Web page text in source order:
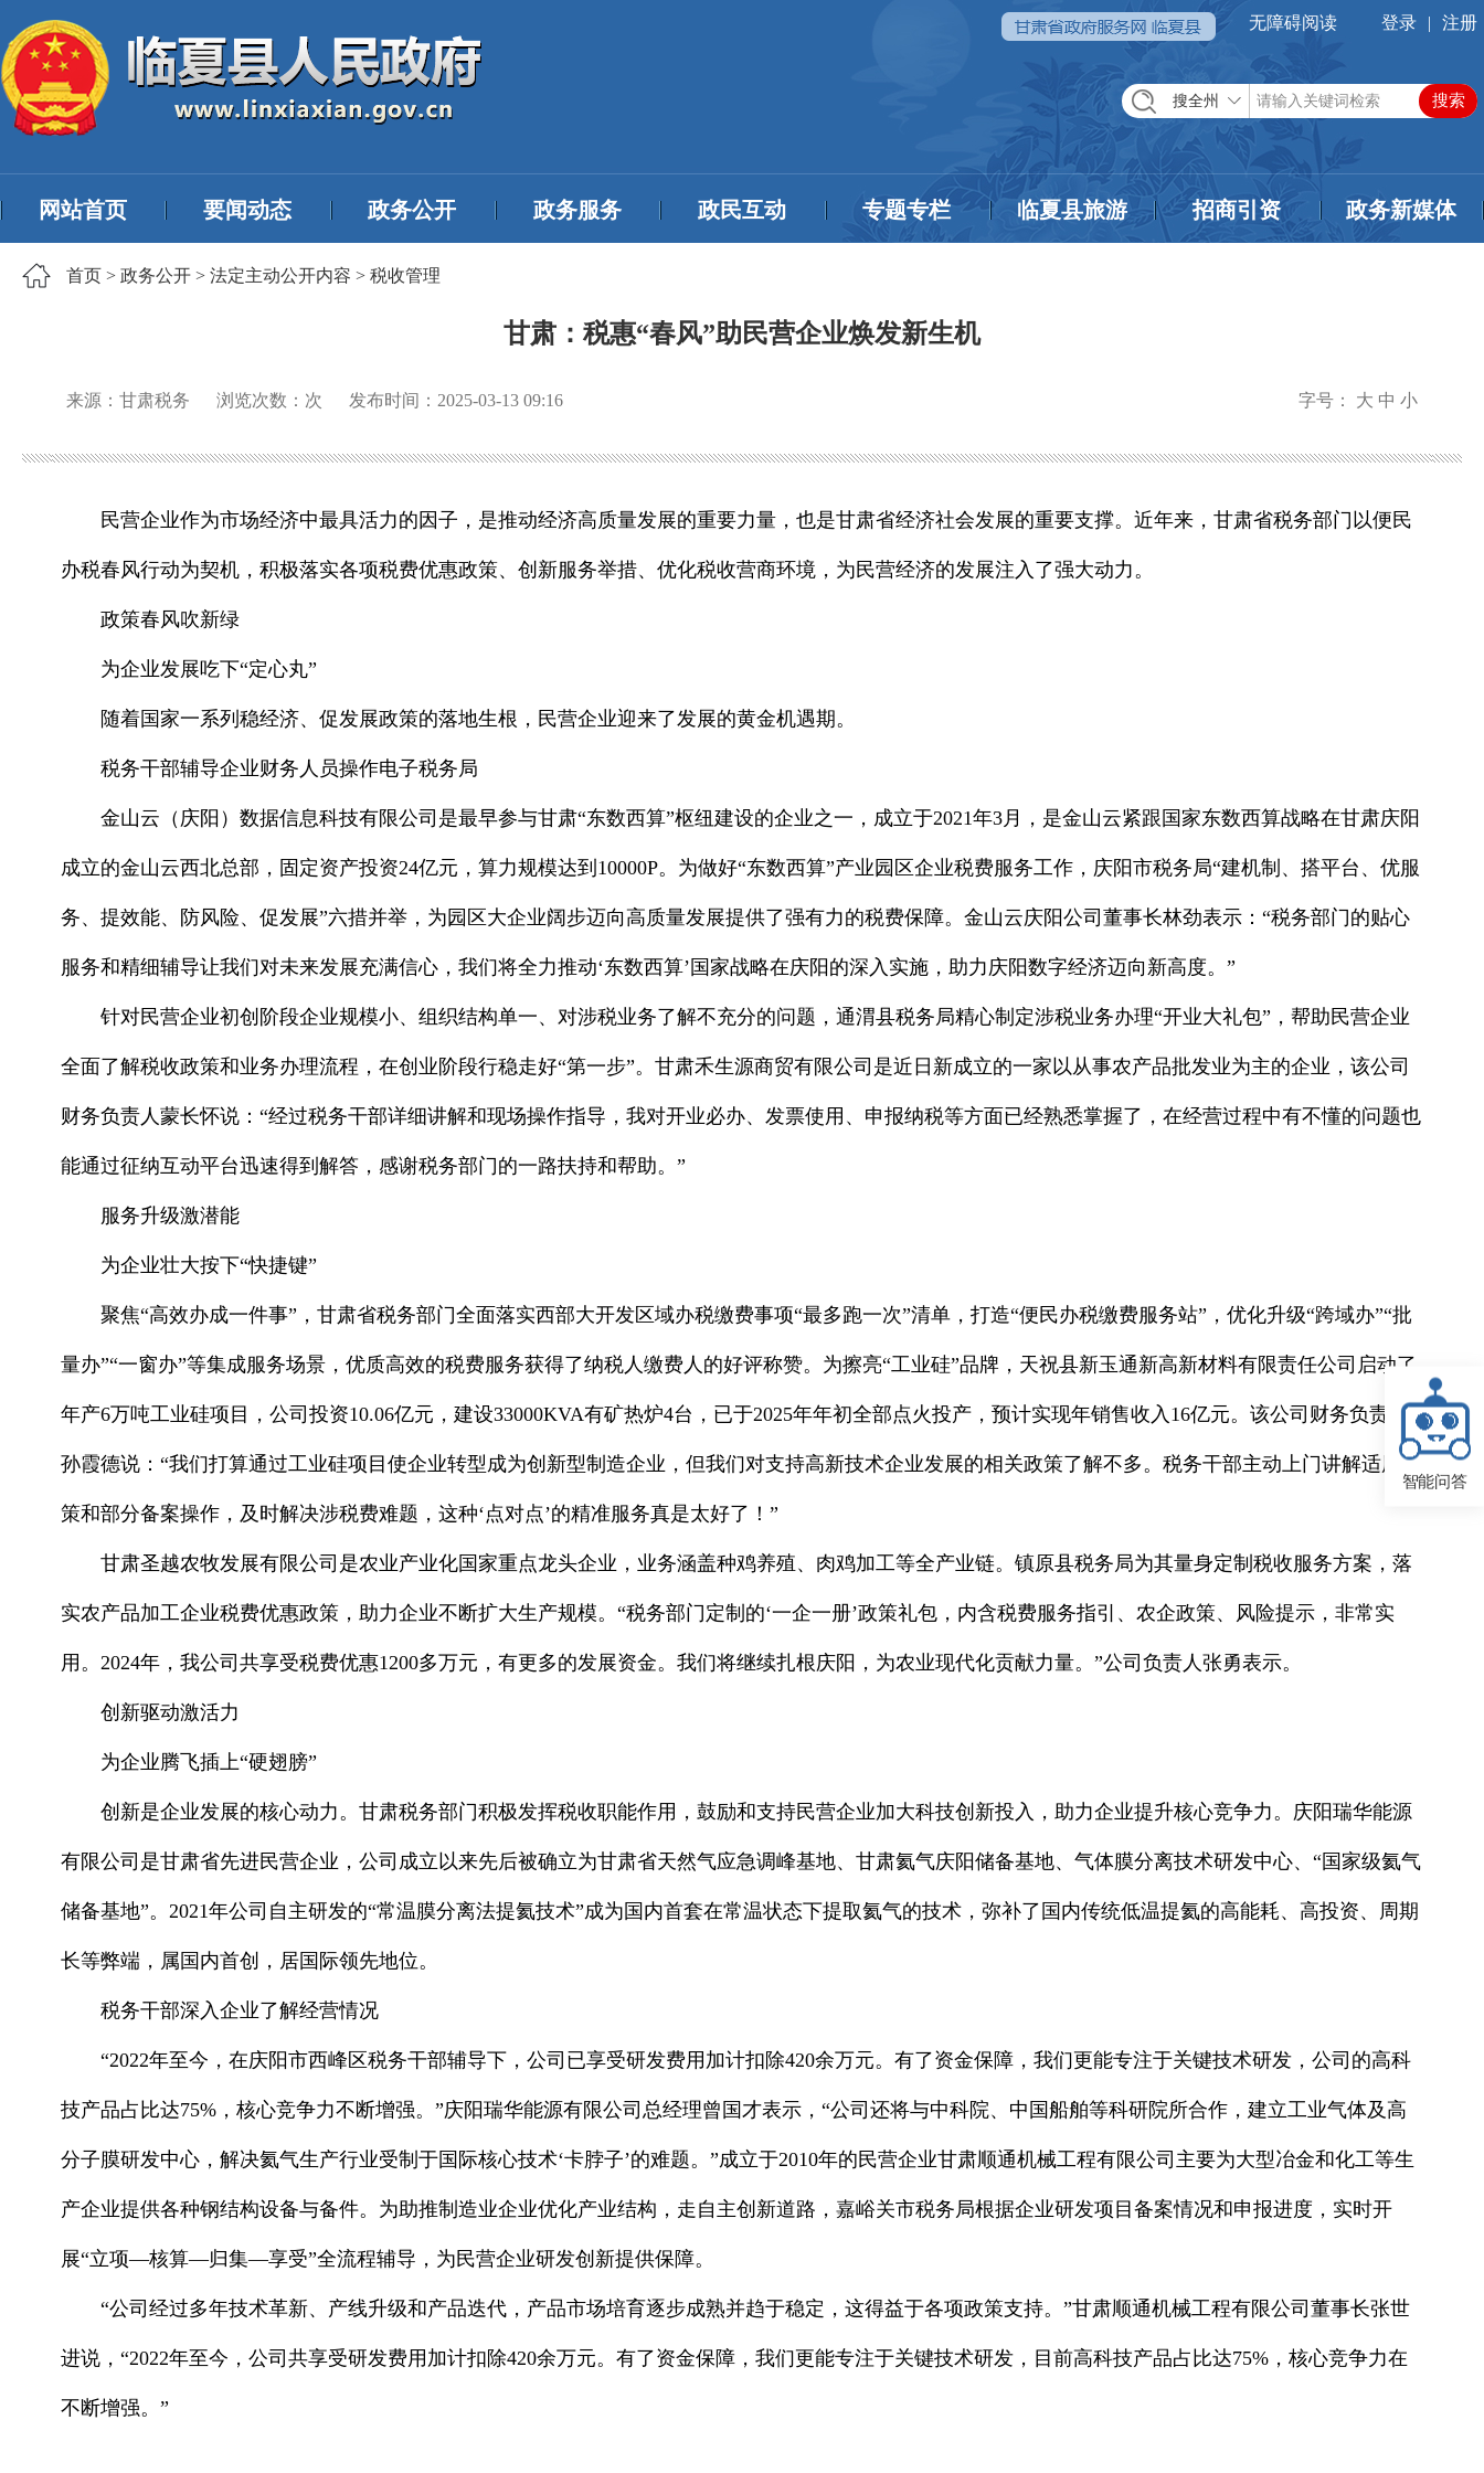
无障碍阅读 登录 | 注册
搜全州
网站首页 要闻动态 政务公开 政务服务 政民互动 专题专栏 临夏县旅游 招商引资 政务新媒体
首页 > 政务公开 > 法定主动公开内容 > 税收管理
甘肃：税惠“春风”助民营企业焕发新生机
来源：甘肃税务 浏览次数： 次 发布时间： 2025-03-13 09:16 字号： 大 中 小
民营企业作为市场经济中最具活力的因子，是推动经济高质量发展的重要力量，也是甘肃省经济社会发展的重要支撑。近年来，甘肃省税务部门以便民
办税春风行动为契机，积极落实各项税费优惠政策、创新服务举措、优化税收营商环境，为民营经济的发展注入了强大动力。
政策春风吹新绿
为企业发展吃下“定心丸”
随着国家一系列稳经济、促发展政策的落地生根，民营企业迎来了发展的黄金机遇期。
税务干部辅导企业财务人员操作电子税务局
金山云（庆阳）数据信息科技有限公司是最早参与甘肃“东数西算”枢纽建设的企业之一，成立于2021年3月，是金山云紧跟国家东数西算战略在甘肃庆阳
成立的金山云西北总部，固定资产投资24亿元，算力规模达到10000P。为做好“东数西算”产业园区企业税费服务工作，庆阳市税务局“建机制、搭平台、优服
务、提效能、防风险、促发展”六措并举，为园区大企业阔步迈向高质量发展提供了强有力的税费保障。金山云庆阳公司董事长林劲表示：“税务部门的贴心
服务和精细辅导让我们对未来发展充满信心，我们将全力推动‘东数西算’国家战略在庆阳的深入实施，助力庆阳数字经济迈向新高度。”
针对民营企业初创阶段企业规模小、组织结构单一、对涉税业务了解不充分的问题，通渭县税务局精心制定涉税业务办理“开业大礼包”，帮助民营企业
全面了解税收政策和业务办理流程，在创业阶段行稳走好“第一步”。甘肃禾生源商贸有限公司是近日新成立的一家以从事农产品批发业为主的企业，该公司
财务负责人蒙长怀说：“经过税务干部详细讲解和现场操作指导，我对开业必办、发票使用、申报纳税等方面已经熟悉掌握了，在经营过程中有不懂的问题也
能通过征纳互动平台迅速得到解答，感谢税务部门的一路扶持和帮助。”
服务升级激潜能
为企业壮大按下“快捷键”
聚焦“高效办成一件事”，甘肃省税务部门全面落实西部大开发区域办税缴费事项“最多跑一次”清单，打造“便民办税缴费服务站”，优化升级“跨域办”“批
量办”“一窗办”等集成服务场景，优质高效的税费服务获得了纳税人缴费人的好评称赞。为擦亮“工业硅”品牌，天祝县新玉通新高新材料有限责任公司启动了
年产6万吨工业硅项目，公司投资10.06亿元，建设33000KVA有矿热炉4台，已于2025年年初全部点火投产，预计实现年销售收入16亿元。该公司财务负责人
孙霞德说：“我们打算通过工业硅项目使企业转型成为创新型制造企业，但我们对支持高新技术企业发展的相关政策了解不多。税务干部主动上门讲解适用政
策和部分备案操作，及时解决涉税费难题，这种‘点对点’的精准服务真是太好了！”
甘肃圣越农牧发展有限公司是农业产业化国家重点龙头企业，业务涵盖种鸡养殖、肉鸡加工等全产业链。镇原县税务局为其量身定制税收服务方案，落
实农产品加工企业税费优惠政策，助力企业不断扩大生产规模。“税务部门定制的‘一企一册’政策礼包，内含税费服务指引、农企政策、风险提示，非常实
用。2024年，我公司共享受税费优惠1200多万元，有更多的发展资金。我们将继续扎根庆阳，为农业现代化贡献力量。”公司负责人张勇表示。
创新驱动激活力
为企业腾飞插上“硬翅膀”
创新是企业发展的核心动力。甘肃税务部门积极发挥税收职能作用，鼓励和支持民营企业加大科技创新投入，助力企业提升核心竞争力。庆阳瑞华能源
有限公司是甘肃省先进民营企业，公司成立以来先后被确立为甘肃省天然气应急调峰基地、甘肃氦气庆阳储备基地、气体膜分离技术研发中心、“国家级氦气
储备基地”。2021年公司自主研发的“常温膜分离法提氦技术”成为国内首套在常温状态下提取氦气的技术，弥补了国内传统低温提氦的高能耗、高投资、周期
长等弊端，属国内首创，居国际领先地位。
税务干部深入企业了解经营情况
“2022年至今，在庆阳市西峰区税务干部辅导下，公司已享受研发费用加计扣除420余万元。有了资金保障，我们更能专注于关键技术研发，公司的高科
技产品占比达75%，核心竞争力不断增强。”庆阳瑞华能源有限公司总经理曾国才表示，“公司还将与中科院、中国船舶等科研院所合作，建立工业气体及高
分子膜研发中心，解决氦气生产行业受制于国际核心技术‘卡脖子’的难题。”成立于2010年的民营企业甘肃顺通机械工程有限公司主要为大型冶金和化工等生
产企业提供各种钢结构设备与备件。为助推制造业企业优化产业结构，走自主创新道路，嘉峪关市税务局根据企业研发项目备案情况和申报进度，实时开
展“立项—核算—归集—享受”全流程辅导，为民营企业研发创新提供保障。
“公司经过多年技术革新、产线升级和产品迭代，产品市场培育逐步成熟并趋于稳定，这得益于各项政策支持。”甘肃顺通机械工程有限公司董事长张世
进说，“2022年至今，公司共享受研发费用加计扣除420余万元。有了资金保障，我们更能专注于关键技术研发，目前高科技产品占比达75%，核心竞争力在
不断增强。”
智能问答